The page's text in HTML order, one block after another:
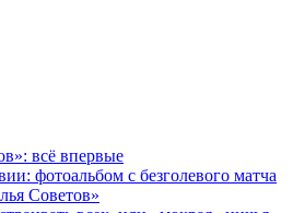
всё впервые
фотоальбом с безголевого матча
Советов»